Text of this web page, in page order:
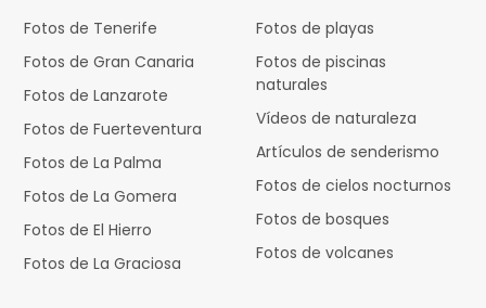
Fotos de Tenerife
Fotos de Gran Canaria
Fotos de Lanzarote
Fotos de Fuerteventura
Fotos de La Palma
Fotos de La Gomera
Fotos de El Hierro
Fotos de La Graciosa
Fotos de playas
Fotos de piscinas
naturales
Vídeos de naturaleza
Artículos de senderismo
Fotos de cielos nocturnos
Fotos de bosques
Fotos de volcanes